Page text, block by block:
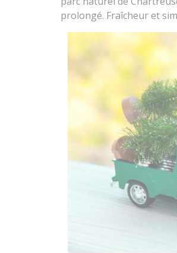
prolongé. Fraîcheur et